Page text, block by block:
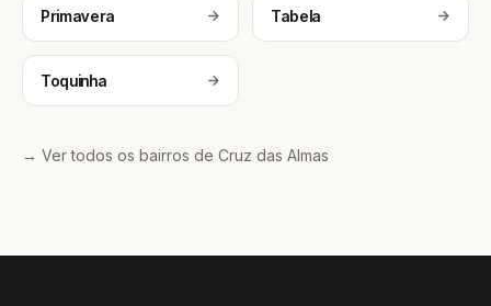
Primavera Tabela
Toquinha
→ Ver todos os bairros de Cruz das Almas